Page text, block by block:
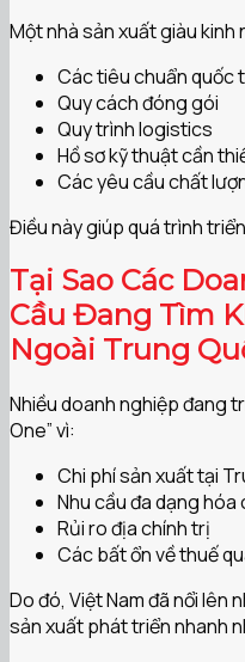
Một nhà sản xuất giàu kinh
Các tiêu chuẩn quốc
Quy cách đóng gói
Quy trình logistics
Hồ sơ kỹ thuật cần
Các yêu cầu chất
Điều này giúp quá trình
Tại Sao Các
Cầu Đang Tìm
Ngoài Trung
Nhiều doanh nghiệp đang
One” vì:
Chi phí sản xuất tại
Nhu cầu đa dạng
Rủi ro địa chính trị
Các bất ổn về thuế
Do đó, Việt Nam đã nổi
sản xuất phát triển nhanh